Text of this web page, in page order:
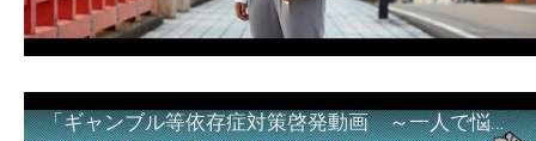
「ギャンブル等依存症対策啓発動画 ～一人で悩まず、家族で悩まず、まず！相談機関へ～」